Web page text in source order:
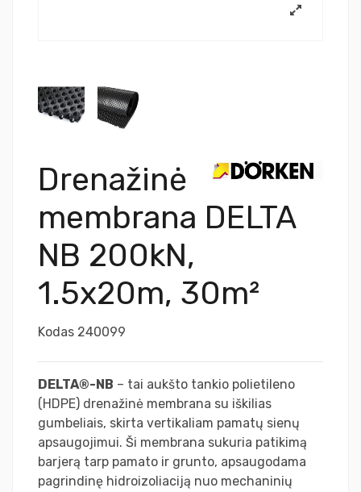
Drenažinė
membrana DELTA
NB 200kN,
1.5x20m, 30m²
Kodas 240099
DELTA®-NB – tai aukšto tankio polietileno
(HDPE) drenažinė membrana su iškilias
gumbeliais, skirta vertikaliam pamatų sienų
apsaugojimui. Ši membrana sukuria patikimą
barjerą tarp pamato ir grunto, apsaugodama
pagrindinę hidroizoliaciją nuo mechaninių